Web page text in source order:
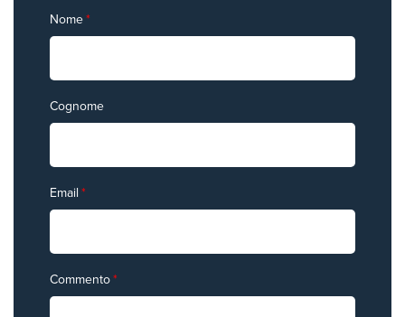
Nome*
Cognome
Email *
Commento*